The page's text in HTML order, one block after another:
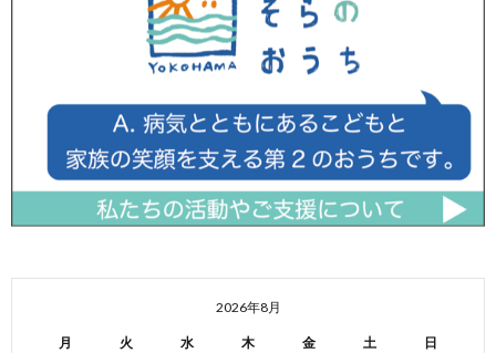
2026年8月
月 火 水 木 金 土 日